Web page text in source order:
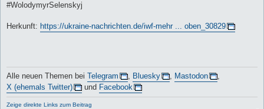
#WolodymyrSelenskyj
Herkunft: https://ukraine-nachrichten.de/iwf-mehr ... oben_30829
Alle neuen Themen bei Telegram , Bluesky , Mastodon
,
X (ehemals Twitter)
und Facebook
Zeige direkte Links zum Beitrag